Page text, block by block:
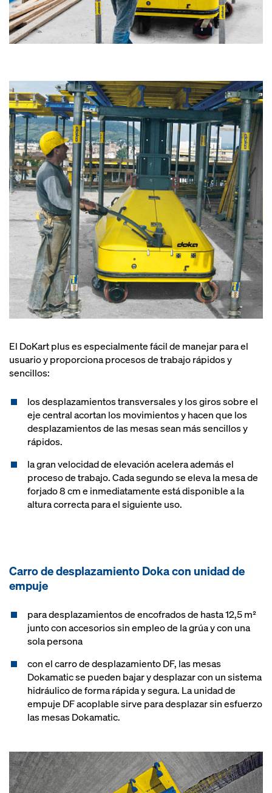
El DoKart plus es especialmente fácil de manejar para el
usuario y proporciona procesos de trabajo rápidos y
sencillos:
los desplazamientos transversales y los giros sobre el
eje central acortan los movimientos y hacen que los
desplazamientos de las mesas sean más sencillos y
rápidos.
la gran velocidad de elevación acelera además el
proceso de trabajo. Cada segundo se eleva la mesa de
forjado 8 cm e inmediatamente está disponible a la
altura correcta para el siguiente uso.
Carro de desplazamiento Doka con unidad de
empuje
para desplazamientos de encofrados de hasta 12,5 m²
junto con accesorios sin empleo de la grúa y con una
sola persona
con el carro de desplazamiento DF, las mesas
Dokamatic se pueden bajar y desplazar con un sistema
hidráulico de forma rápida y segura. La unidad de
empuje DF acoplable sirve para desplazar sin esfuerzo
las mesas Dokamatic.